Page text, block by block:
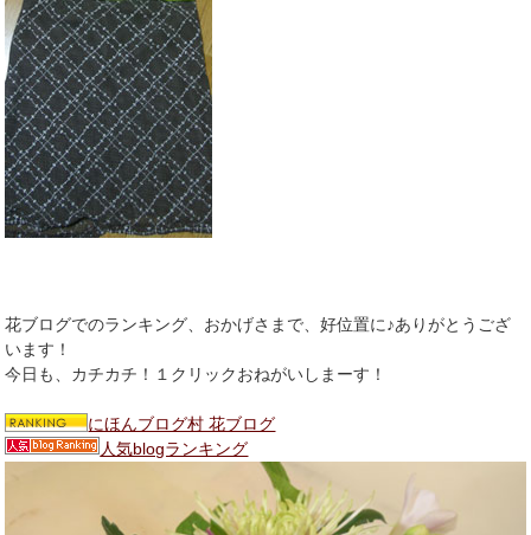
花ブログでのランキング、おかげさまで、好位置に♪ありがとうござ
います！
今日も、カチカチ！１クリックおねがいしまーす！
にほんブログ村 花ブログ
人気blogランキング